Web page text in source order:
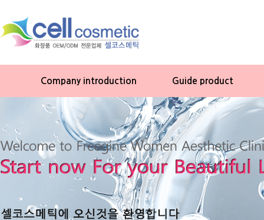
Company introduction Guide product